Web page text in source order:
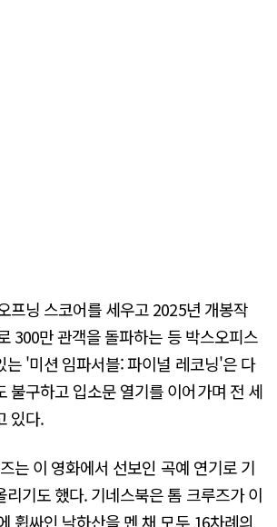
프닝 스코어를 세우고 2025년 개봉작
300만 관객을 돌파하는 등 박스오피스
는 '미션 임파서블: 파이널 레코닝'은 다
불구하고 입소문 열기를 이어가며 전 세
있다.
는 이 영화에서 선보인 곡예 연기로 기
리기도 했다. 기네스북은 톰 크루즈가 이
휩싸인 낙하산을 멘 채 모두 16차례의